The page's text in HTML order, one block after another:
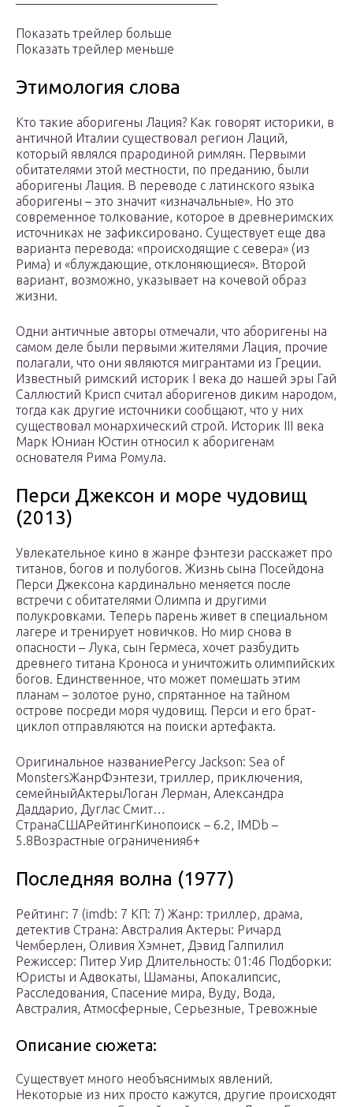
Показать трейлер больше
Показать трейлер меньше
Этимология слова
Кто такие аборигены Лация? Как говорят историки, в
античной Италии существовал регион Лаций,
который являлся прародиной римлян. Первыми
обитателями этой местности, по преданию, были
аборигены Лация. В переводе с латинского языка
аборигены – это значит «изначальные». Но это
современное толкование, которое в древнеримских
источниках не зафиксировано. Существует еще два
варианта перевода: «происходящие с севера» (из
Рима) и «блуждающие, отклоняющиеся». Второй
вариант, возможно, указывает на кочевой образ
жизни.
Одни античные авторы отмечали, что аборигены на
самом деле были первыми жителями Лация, прочие
полагали, что они являются мигрантами из Греции.
Известный римский историк I века до нашей эры Гай
Саллюстий Крисп считал аборигенов диким народом,
тогда как другие источники сообщают, что у них
существовал монархический строй. Историк III века
Марк Юниан Юстин относил к аборигенам
основателя Рима Ромула.
Перси Джексон и море чудовищ
(2013)
Увлекательное кино в жанре фэнтези расскажет про
титанов, богов и полубогов. Жизнь сына Посейдона
Перси Джексона кардинально меняется после
встречи с обитателями Олимпа и другими
полукровками. Теперь парень живет в специальном
лагере и тренирует новичков. Но мир снова в
опасности – Лука, сын Гермеса, хочет разбудить
древнего титана Кроноса и уничтожить олимпийских
богов. Единственное, что может помешать этим
планам – золотое руно, спрятанное на тайном
острове посреди моря чудовищ. Перси и его брат-
циклоп отправляются на поиски артефакта.
Оригинальное названиеPercy Jackson: Sea of
MonstersЖанрФэнтези, триллер, приключения,
семейныйАктерыЛоган Лерман, Александра
Даддарио, Дуглас Смит…
СтранаСШАРейтингКинопоиск – 6.2, IMDb –
5.8Возрастные ограничения6+
Последняя волна (1977)
Рейтинг: 7 (imdb: 7 КП: 7) Жанр: триллер, драма,
детектив Страна: Австралия Актеры: Ричард
Чемберлен, Оливия Хэмнет, Дэвид Галпилил
Режиссер: Питер Уир Длительность: 01:46 Подборки:
Юристы и Адвокаты, Шаманы, Апокалипсис,
Расследования, Спасение мира, Вуду, Вода,
Австралия, Атмосферные, Серьезные, Тревожные
Описание сюжета:
Существует много необъяснимых явлений.
Некоторые из них просто кажутся, другие происходят